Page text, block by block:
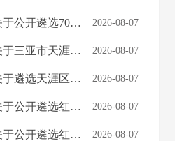
· 三亚市天涯区民政局关于公开遴选70—80周岁户籍老年人能力评估项目末期评估机构的... 2026-08-07
· 三亚市天涯区民政局关于三亚市天涯区2026年三亚湾综合养老服务中心及海坡社区老年... 2026-08-07
· 三亚市天涯区民政局关于遴选天涯区慈善会2025年至2026年上半年综合业务审计项目第... 2026-08-07
· 三亚市天涯区民政局关于公开遴选红尔山公墓公示栏、警示牌等制作安装项目承接单位... 2026-08-07
· 三亚市天涯区民政局关于公开遴选红尔山公墓通村公路沿线零散建坟绿化遮挡项目施工... 2026-08-07